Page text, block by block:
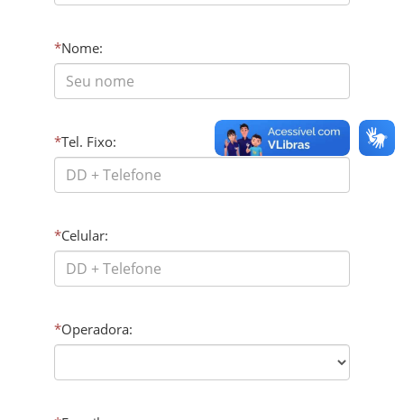
*Nome:
*Tel. Fixo:
*Celular:
*Operadora: